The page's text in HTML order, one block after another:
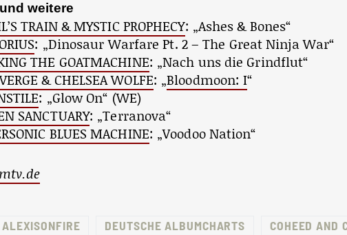
weitere
TRAIN & MYSTIC PROPHECY: „Ashes & Bones“
: „Dinosaur Warfare Pt. 2 – The Great Ninja War“
THE GOATMACHINE: „Nach uns die Grindflut“
& CHELSEA WOLFE: „Bloodmoon: I“
: „Glow On“ (WE)
SANCTUARY: „Terranova“
BLUES MACHINE: „Voodoo Nation“
mtv.de
ALEXISONFIRE DEUTSCHE ALBUMCHARTS
COHEED AND